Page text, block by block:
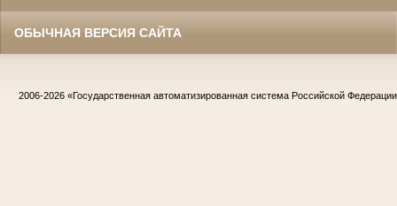
ОБЫЧНАЯ ВЕРСИЯ САЙТА
2006-2026 «Государственная автоматизированная система Российской